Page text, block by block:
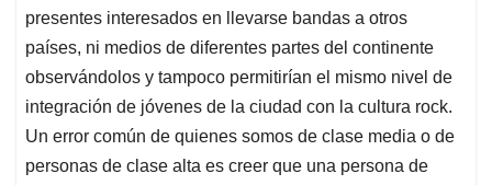
presentes interesados en llevarse bandas a otros
países, ni medios de diferentes partes del continente
observándolos y tampoco permitirían el mismo nivel de
integración de jóvenes de la ciudad con la cultura rock.
Un error común de quienes somos de clase media o de
personas de clase alta es creer que una persona de